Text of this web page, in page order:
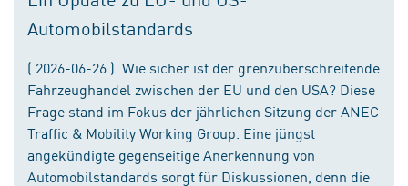
Automobilstandards
( 2026-06-26 ) Wie sicher ist der grenzüberschreitende
Fahrzeughandel zwischen der EU und den USA? Diese
Frage stand im Fokus der jährlichen Sitzung der ANEC
Traffic & Mobility Working Group. Eine jüngst
angekündigte gegenseitige Anerkennung von
Automobilstandards sorgt für Diskussionen, denn die